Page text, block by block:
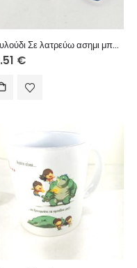
Λουλούδι Σε λατρεύω ασημι μπλε καθρέφτης 15εκ.
€